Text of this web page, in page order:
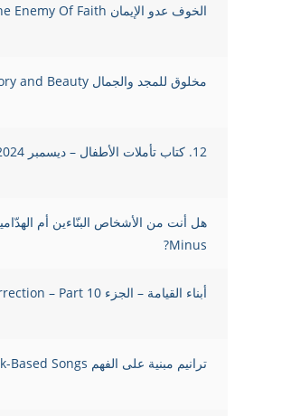
الخوف عدو الإيمان Fear Is The Enemy Of Faith
مخلوق للمجد والجمال Created For Glory and Beauty
12. كتاب تأملات الأطفال – ديسمبر 2024
Minus?
أبناء القيامة – الجزء Sons of the Resurrection – Part 10
ترانيم مبنية على الفهم Work-Based Songs